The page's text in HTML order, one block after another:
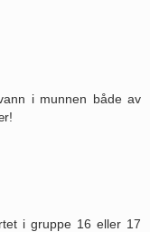
i munnen både av
i gruppe 16 eller 17